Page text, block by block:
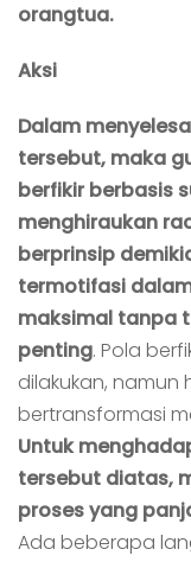
orangtua.
Aksi
Dalam
tersebut, maka
berfikir berbasis
menghiraukan
berprinsip
termotifasi
maksimal tanpa
penting. Pola
dilakukan, namun
bertransformasi
Untuk
tersebut diatas,
proses yang
Ada beberapa